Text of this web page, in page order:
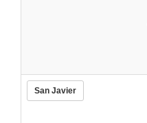
San Javier